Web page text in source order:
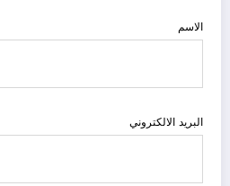
الاسم
البريد الالكتروني